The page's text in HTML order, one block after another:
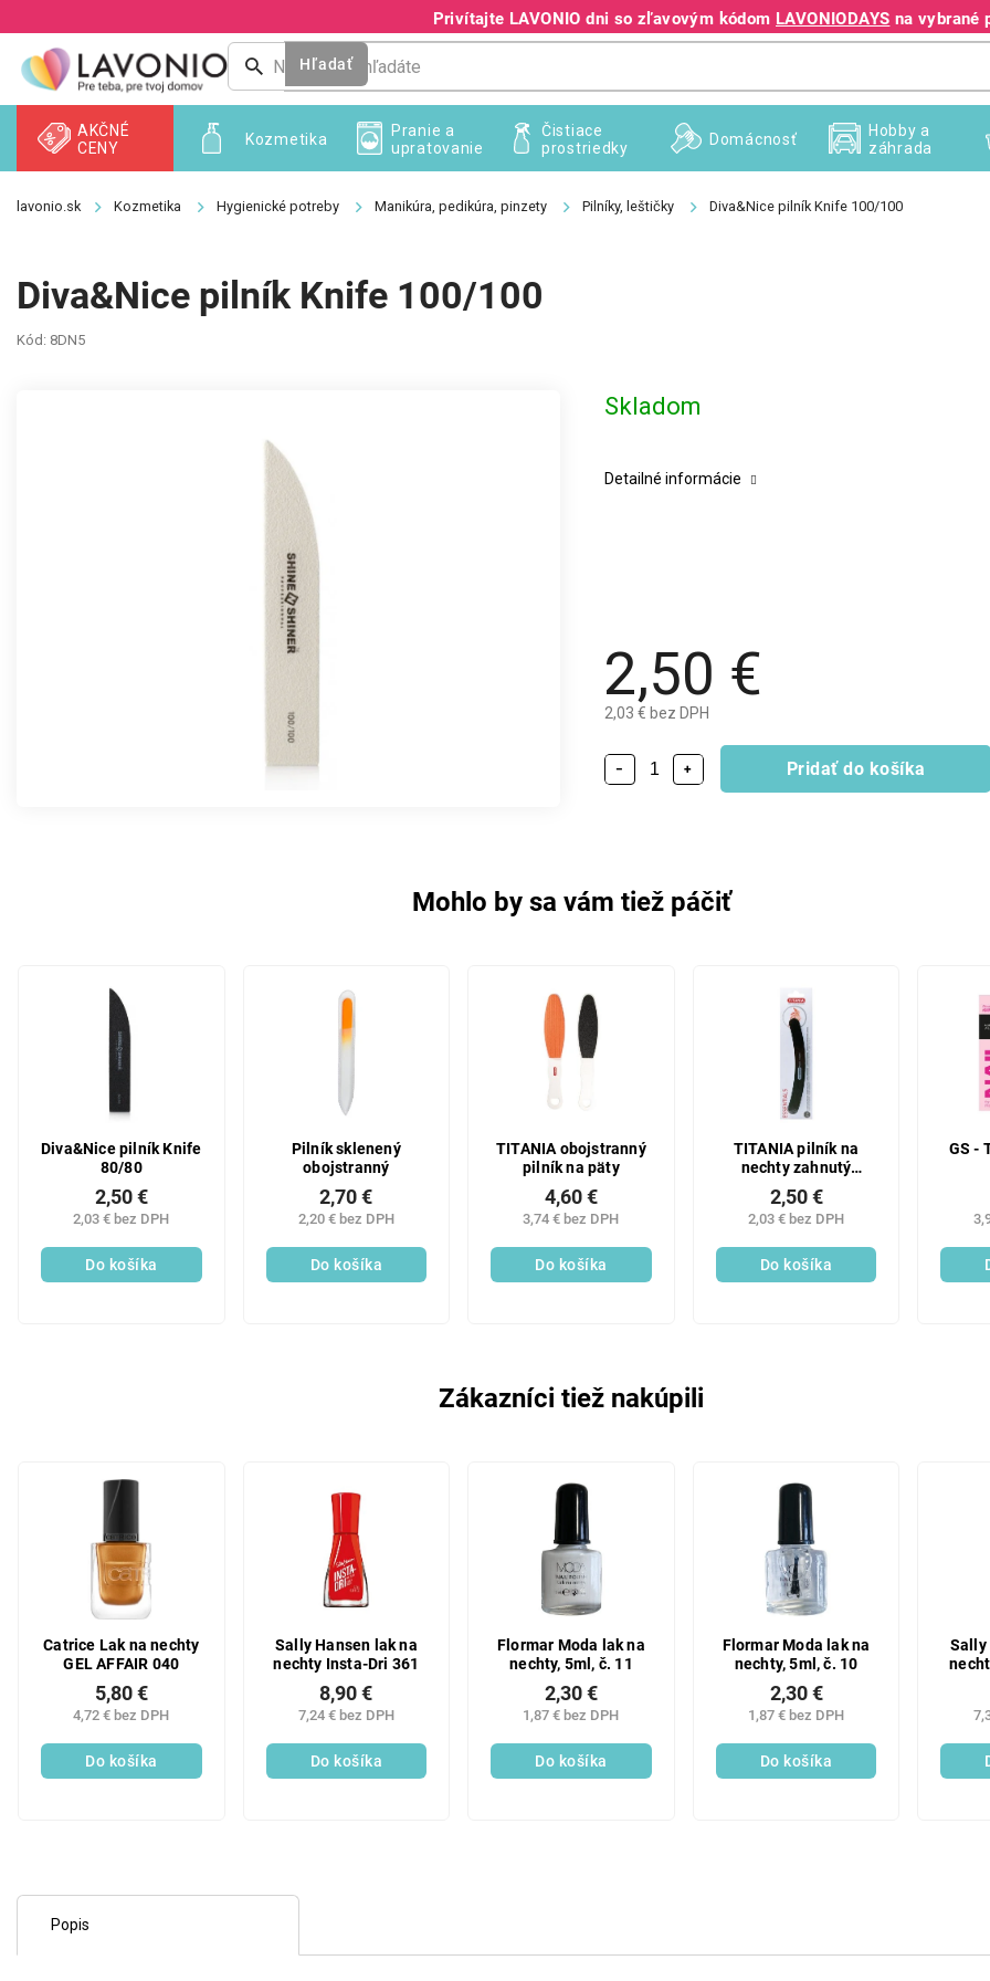
na
obsah
Privítajte LAVONIO dni so zľavovým kódom LAVONIODAYS na vybrané
+421 940 995 209
Hľadať
Kozmetika
AKČNÉ
CENY
Pranie a
upratovanie
Čistiace
prostriedky
Domácnosť
Hobby a
záhrada
Kozmetika Hygienické potreby Manikúra, pedikúra, pinzety Pilníky, leštičky Diva&Nice pilník Knife 100/100
Diva&Nice pilník Knife 100/100
Kód: 8DN5
2,50 €
2,03 € bez DPH
Skladom
+
− Pridať do košíka
Detailné informácie
Mohlo by sa vám tiež páčiť
Diva&Nice pilník Knife
80/80
2,03 € bez DPH
2,50 €
Do košíka
Pilník sklenený
obojstranný
2,20 € bez DPH
2,70 €
Do košíka
TITANIA obojstranný
pilník na päty
3,74 € bez DPH
4,60 €
Do košíka
TITANIA pilník na
nechty zahnutý
17,5cm
2,03 € bez DPH
2,50 €
Do košíka
GS -
Zákazníci tiež nakúpili
Catrice Lak na nechty
GEL AFFAIR 040
4,72 € bez DPH
5,80 €
Do košíka
Sally Hansen lak na
nechty Insta-Dri 361
7,24 € bez DPH
8,90 €
Do košíka
Flormar Moda lak na
nechty, 5ml, č. 11
1,87 € bez DPH
2,30 €
Do košíka
Flormar Moda lak na
nechty, 5ml, č. 10
1,87 € bez DPH
2,30 €
Do košíka
Sally
Popis